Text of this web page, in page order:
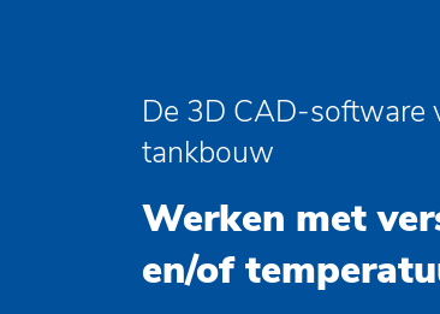
De 3D CAD-software
tankbouw
Werken met
en/of